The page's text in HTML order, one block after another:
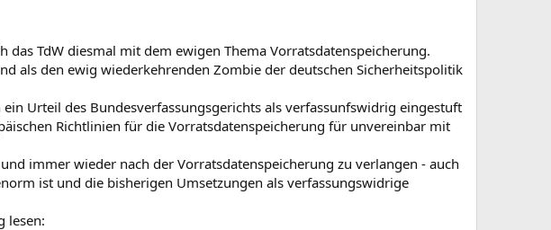
TdW diesmal mit dem ewigen Thema Vorratsdatenspeicherung.
als den ewig wiederkehrenden Zombie der deutschen Sicherheitspolitik
Urteil des Bundesverfassungsgerichts als verfassunfswidrig eingestuft
Richtlinien für die Vorratsdatenspeicherung für unvereinbar mit
immer wieder nach der Vorratsdatenspeicherung zu verlangen - auch
ist und die bisherigen Umsetzungen als verfassungswidrige
lesen: